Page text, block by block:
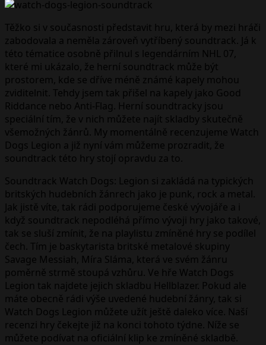
Těžko si v současnosti představit hru, která by mezi hráči
zabodovala a neměla zároveň vytříbený soundtrack. Já k
této tématice osobně přilnul s legendárním NHL 07,
které mi ukázalo, že herní soundtrack může být
prostorem, kde se dříve méně známé kapely mohou
zviditelnit. Tehdy jsem tak přišel na kapely jako Good
Riddance nebo Anti-Flag. Herní soundtracky jsou
speciální tím, že v nich můžete najít skladby skutečně
všemožných žánrů. My momentálně recenzujeme Watch
Dogs Legion a již nyní vám můžeme prozradit, že
soundtrack této hry stojí opravdu za to.
Soundtrack Watch Dogs: Legion si zakládá na typických
britských hudebních žánrech jako je punk, rock a metal.
Jak jistě víte, tak rádi podporujeme české vývojáře a i
když soundtrack nepodléhá přímo vývoji hry jako takové,
tak se sluší zmínit, že na playlistu zmíněné hry se podílel
čech. Tím je baskytarista britské metalové skupiny
Savage Messiah, Míra Sláma, která ve svém žánru
poměrně strmě stoupá vzhůru. Ve hře Watch Dogs
Legion tak najdete jejich skladbu Hellblazer. Pokud ale
máte obecně rádi výše uvedené hudební žánry, tak si
Watch Dogs Legion můžete užít ještě daleko více. Naší
recenzi hry čekejte již na konci tohoto týdne. Níže se
můžete podívat na oficiální klip ke zmíněné skladbě.